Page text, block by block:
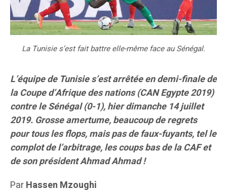
La Tunisie s’est fait battre elle-même face au Sénégal.
L’équipe de Tunisie s’est arrêtée en demi-finale de
la Coupe d’Afrique des nations (CAN Egypte 2019)
contre le Sénégal (0-1), hier dimanche 14 juillet
2019. Grosse amertume, beaucoup de regrets
pour tous les flops, mais pas de faux-fuyants, tel le
complot de l’arbitrage, les coups bas de la CAF et
de son président Ahmad Ahmad !
ParHassen Mzoughi